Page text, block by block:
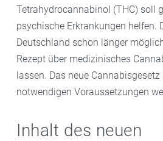
Tetrahydrocannabinol (THC) soll
psychische Erkrankungen helfen.
Deutschland schon länger
Rezept über medizinisches
lassen. Das neue
notwendigen Voraussetzungen
Inhalt des neuen